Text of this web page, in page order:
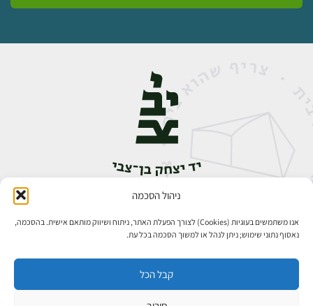
ניהול הסכמה
אנו משתמשים בעוגיות (Cookies) לצורך הפעלת האתר, ניתוח ושיווק מותאם אישית. בהסכמה,
נאסוף נתוני שימוש; ניתן לנהל או למשוך הסכמה בכל עת.
קבל הכל
אבן גבירול 14, רחביה, ירושלים